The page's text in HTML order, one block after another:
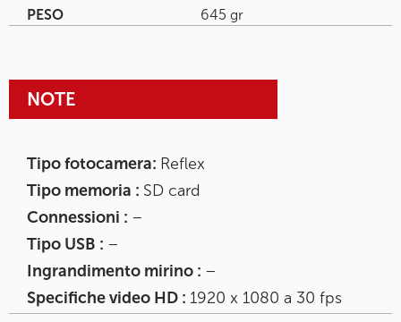
PESO
645 gr
NOTE
Tipo fotocamera: Reflex
Tipo memoria : SD card
Connessioni : –
Tipo USB : –
Ingrandimento mirino : –
Specifiche video HD : 1920 x 1080 a 30 fps